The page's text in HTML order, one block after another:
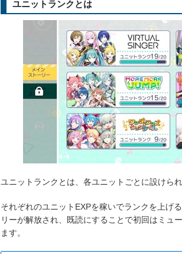
ユニットランクとは
ユニットランクとは、各ユニットごとに設けら
それぞれのユニットEXPを稼いでランクを上げ
リーが解放され、既読にすることで初回はミュ
ます。